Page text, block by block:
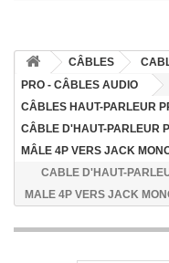
CÂBLES
PRO - CÂBLES AUDIO
CÂBLES HAUT-PARLEUR
CÂBLE D'HAUT-PARLEUR
MÂLE 4P VERS JACK
CABLE D'HAUT-
MALE 4P VERS JACK